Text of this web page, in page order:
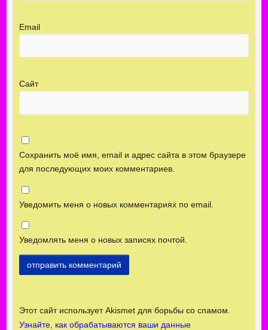
Email
Сайт
Сохранить моё имя, email и адрес сайта в этом браузере
для последующих моих комментариев.
Уведомить меня о новых комментариях по email.
Уведомлять меня о новых записях почтой.
Этот сайт использует Akismet для борьбы со спамом.
Узнайте, как обрабатываются ваши данные